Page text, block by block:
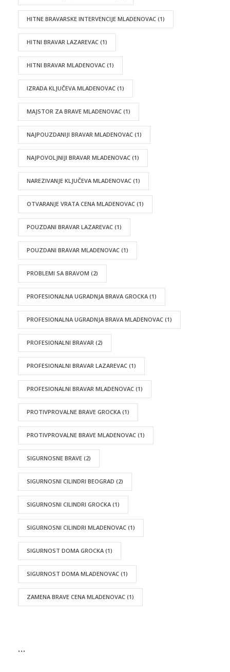
HITNE BRAVARSKE INTERVENCIJE MLADENOVAC (1)
HITNI BRAVAR LAZAREVAC (1)
HITNI BRAVAR MLADENOVAC (1)
IZRADA KLJUČEVA MLADENOVAC (1)
MAJSTOR ZA BRAVE MLADENOVAC (1)
NAJPOUZDANIJI BRAVAR MLADENOVAC (1)
NAJPOVOLJNIJI BRAVAR MLADENOVAC (1)
NAREZIVANJE KLJUČEVA MLADENOVAC (1)
OTVARANJE VRATA CENA MLADENOVAC (1)
POUZDANI BRAVAR LAZAREVAC (1)
POUZDANI BRAVAR MLADENOVAC (1)
PROBLEMI SA BRAVOM (2)
PROFESIONALNA UGRADNJA BRAVA GROCKA (1)
PROFESIONALNA UGRADNJA BRAVA MLADENOVAC (1)
PROFESIONALNI BRAVAR (2)
PROFESIONALNI BRAVAR LAZAREVAC (1)
PROFESIONALNI BRAVAR MLADENOVAC (1)
PROTIVPROVALNE BRAVE GROCKA (1)
PROTIVPROVALNE BRAVE MLADENOVAC (1)
SIGURNOSNE BRAVE (2)
SIGURNOSNI CILINDRI BEOGRAD (2)
SIGURNOSNI CILINDRI GROCKA (1)
SIGURNOSNI CILINDRI MLADENOVAC (1)
SIGURNOST DOMA GROCKA (1)
SIGURNOST DOMA MLADENOVAC (1)
ZAMENA BRAVE CENA MLADENOVAC (1)
…